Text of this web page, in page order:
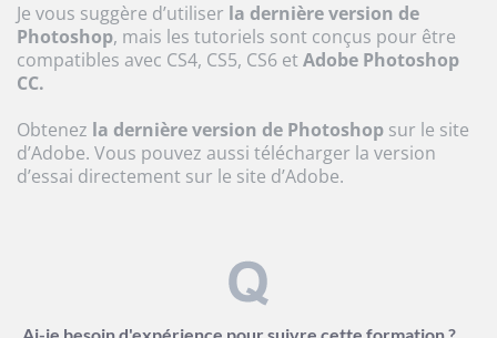
Je vous suggère d’utiliser la dernière version de
Photoshop, mais les tutoriels sont conçus pour être
compatibles avec CS4, CS5, CS6 etAdobe Photoshop
CC.
Obtenez la dernière version de Photoshop sur le site
d’Adobe. Vous pouvez aussi télécharger la version
d’essai directement sur le site d’Adobe.